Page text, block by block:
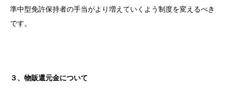
準中型免許保持者の手当がより増えていくよう制度を変えるべき
です。
３、物販還元金について